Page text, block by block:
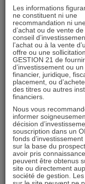
Les informations
ne constituent ni une
recommandation ni
d’achat ou de vente
conseil
l’achat ou à la vente
offre ou une
GESTION 21 de
d’investissement ou
financier, juridique,
placement, ou
des titres ou autres
financiers.
Nous vous
informer
décision
souscription dans un
fonds
sur la base du
avoir pris
peuvent être obtenus
site ou directement
société de gestion.